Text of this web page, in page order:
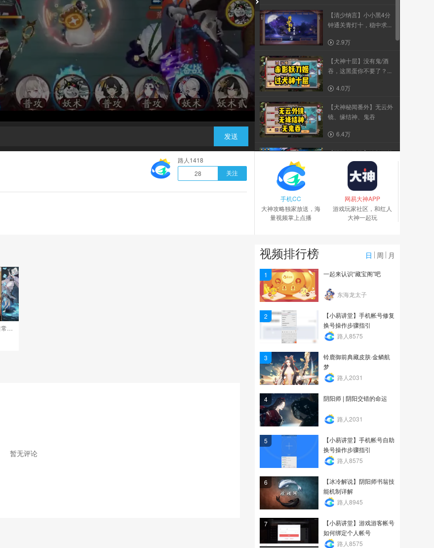
发送
【清少纳言】小小黑4分
钟通关青灯十，稳中求...
2.9万
【犬神十层】没有鬼/酒
吞，这黑蛋你不要了？...
4.0万
【犬神秘闻番外】无云外
镜、缘结神、鬼吞
6.4万
【阴阳师学堂】镰鼬百战
蜜桃芥子应用，咸鱼式...
1.3万
自动 17s 魂土
十还能带一个白蛋，新...
1.5万
【真蛇晋级片】如何控火
轻松过第九关，强推第...
2.6万
路人1418
28
关注
手机CC
大神攻略独家放送，海
量视频掌上点播
网易大神APP
游戏玩家社区，和红人
大神一起玩
暂无评论
视频排行榜 日 周 月
1 一起来认识“藏宝阁”吧
东海龙太子
2
【小易讲堂】手机帐号修复
换号操作步骤指引
路人8575
3
铃鹿御前典藏皮肤·金鳞航
梦
路人2031
4 阴阳师 | 阴阳交错的命运
路人2031
5
【小易讲堂】手机帐号自助
换号操作步骤指引
路人8575
6
【冰冷解说】阴阳师书翁技
能机制详解
路人8945
7
【小易讲堂】游戏游客帐号
如何绑定个人帐号
路人8575